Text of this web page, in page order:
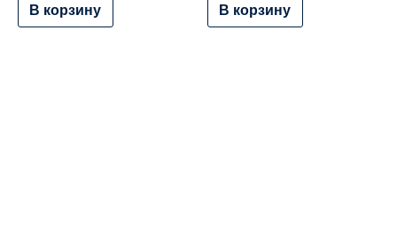
В корзину В корзину